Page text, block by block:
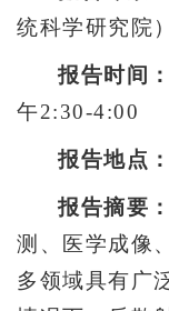
统科学研究院）
报告时间：
午2:30-4:00
报告地点：
报告摘要：
测、医学成像
多领域具有广